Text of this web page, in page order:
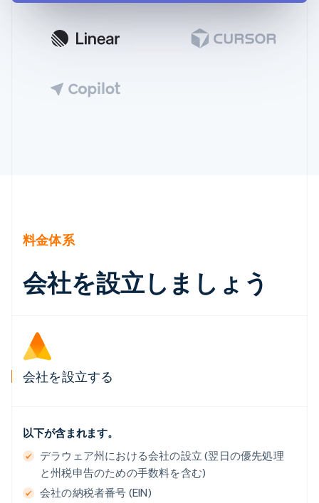
料金体系
会社を設立しましょう
会社を設立する
以下が含まれます。
デラウェア州における会社の設立 (翌日の優先処理
と州税申告のための手数料を含む)
会社の納税者番号 (EIN)
イタリア
ItalianoEnglish
English
エストニア
オーストリア
Deutsch
オランダ
Nederlands English
キプロス
ギリシア
English
クロアチア